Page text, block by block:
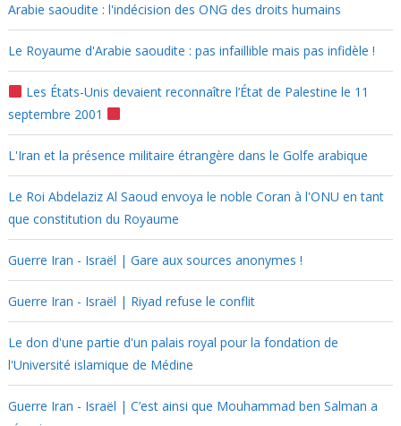
Arabie saoudite : l'indécision des ONG des droits humains
Le Royaume d'Arabie saoudite : pas infaillible mais pas infidèle !
Les États-Unis devaient reconnaître l’État de Palestine le 11
septembre 2001
L'Iran et la présence militaire étrangère dans le Golfe arabique
Le Roi Abdelaziz Al Saoud envoya le noble Coran à l'ONU en tant
que constitution du Royaume
Guerre Iran - Israël | Gare aux sources anonymes !
Guerre Iran - Israël | Riyad refuse le conflit
Le don d'une partie d'un palais royal pour la fondation de
l'Université islamique de Médine
Guerre Iran - Israël | C’est ainsi que Mouhammad ben Salman a